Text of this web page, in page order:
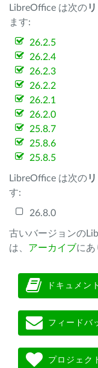
LibreOffice は次の
ます:
26.2.5
26.2.4
26.2.3
26.2.2
26.2.1
26.2.0
25.8.7
25.8.6
25.8.5
LibreOffice は次の
す:
26.8.0
古いバージョンの
は、 アーカイブにあ
ドキュメン
フィードバ
プロジェク